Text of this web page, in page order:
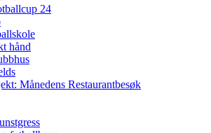
24
hånd
Månedens Restaurantbesøk